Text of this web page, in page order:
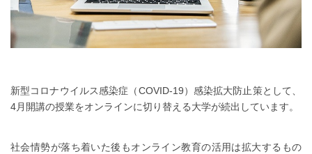
新型コロナウイルス感染症（COVID-19）感染拡大防止策として、
4月開講の授業をオンラインに切り替える大学が続出しています。
社会情勢が落ち着いた後もオンライン教育の活用は拡大するもの